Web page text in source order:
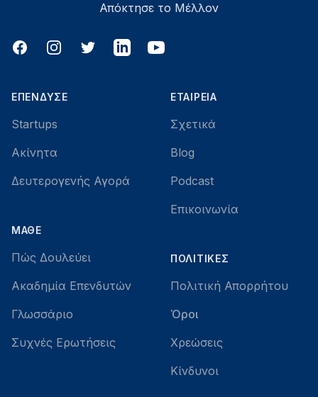
Απόκτησε το Μέλλον
FacebookInstagramTwitter LinkedInYouTube
ΕΠΈΝΔΥΣΕ
Startups
Ακίνητα
Δευτερογενής Αγορά
ΜΆΘΕ
Πώς Δουλεύει
Ακαδημία Επενδυτών
Γλωσσάριο
Συχνές Ερωτήσεις
ΕΤΑΙΡΕΊΑ
Σχετικά
Blog
Podcast
Επικοινωνία
ΠΟΛΙΤΙΚΈΣ
Πολιτική Απορρήτου
Όροι
Χρεώσεις
Κίνδυνοι